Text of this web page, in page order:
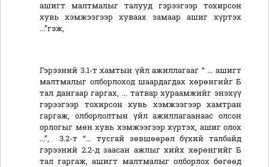
ашигт малтмалыг талууд гэрээгээр тохирсон
хувь хэмжээгээр хуваах замаар ашиг хүртэх
...”гэж,
Гэрээний 3.1-т хамтын үйл ажиллагааг “ ... ашигт
малтмалыг олборлоход шаардагдах хөрөнгийг Б
тал дангаар гаргах, ... татвар хураамжийг энэхүү
гэрээгээр тохирсон хувь хэмжээгээр хамтран
гаргаж, олборлолтын үйл ажиллагаанаас олсон
орлогыг мөн хувь хэмжээгээр хүртэх, ашиг олох
...”, 3.2-т “... тусгай зөвшөөрөл бүхий талбайд
гэрээний 2.2-д заасан ажлыг хийх хөрөнгийг Б
тал гаргаж, ашигт малтмалыг олборлох бөгөөд